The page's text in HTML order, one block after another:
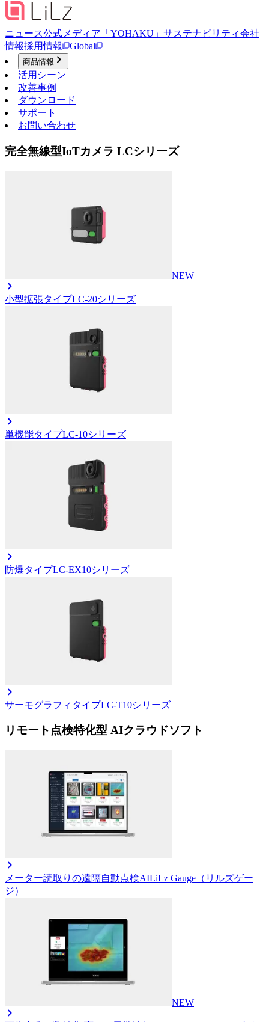
ニュース公式メディア「YOHAKU」 サステナビリティ会社
情報採用情報 Global
商品情報
活用シーン
改善事例
ダウンロード
サポート
お問い合わせ
完全無線型IoTカメラ LCシリーズ
NEW
小型拡張タイプLC-20シリーズ
単機能タイプLC-10シリーズ
防爆タイプLC-EX10シリーズ
サーモグラフィタイプLC-T10シリーズ
リモート点検特化型 AIクラウドソフト
メーター読取りの遠隔自動点検AILiLz Gauge（リルズゲー
ジ）
NEW